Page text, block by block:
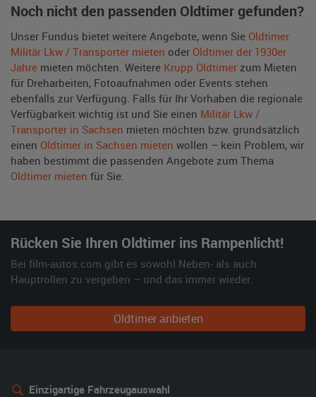
Noch nicht den passenden Oldtimer gefunden?
Unser Fundus bietet weitere Angebote, wenn Sie Oldtimer
Militär Lkw / Transporter mieten oder Oldtimer der 1930er
Jahre mieten möchten. Weitere Krupp Oldtimer zum Mieten
für Dreharbeiten, Fotoaufnahmen oder Events stehen
ebenfalls zur Verfügung. Falls für Ihr Vorhaben die regionale
Verfügbarkeit wichtig ist und Sie einen Militär Lkw /
Transporter in Sachsen mieten möchten bzw. grundsätzlich
einen Oldtimer in Sachsen mieten wollen – kein Problem, wir
haben bestimmt die passenden Angebote zum Thema
Oldtimer mieten für Sie.
Rücken Sie Ihren Oldtimer ins Rampenlicht!
Bei film-autos.com gibt es sowohl Neben- als auch
Hauptrollen zu vergeben – und das immer wieder.
Oldtimer anbieten
Einzigartige Fahrzeugauswahl